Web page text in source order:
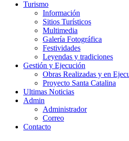
Turismo
Información
Sitios Turísticos
Multimedia
Galería Fotográfica
Festividades
Leyendas y tradiciones
Gestión y Ejecución
Obras Realizadas y en
Proyecto Santa Catalina
Ultimas Noticias
Admin
Administrador
Correo
Contacto